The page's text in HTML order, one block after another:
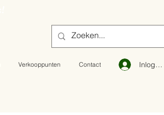
Verkooppunten Contact Inloggen